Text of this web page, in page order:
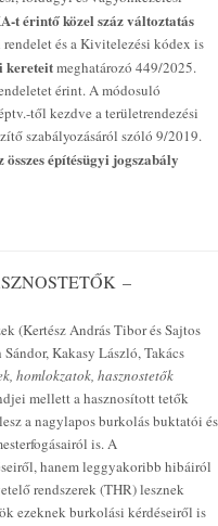
t érintő közel száz változtatás
és a Kivitelezési kódex is
kereteitmeghatározó 449/2025.
érint. A módosuló
től kezdve a területrendezési
szabályozásáról szóló 9/2019.
összes építésügyi jogszabály
–
(Kertész András Tibor és Sajtos
Kakasy László, Takács
homlokzatok, hasznostetők
mellett a hasznosított tetők
a nagylapos burkolás buktatói és
is. A
hanem leggyakoribb hibáiról
rendszerek (THR) lesznek
ezeknek burkolási kérdéseiről is